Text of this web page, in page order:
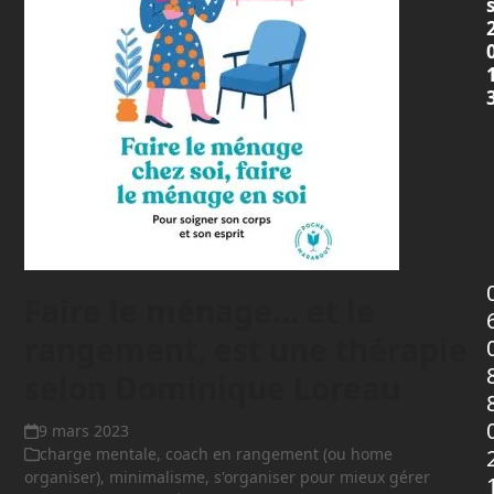
9 mars 2023
charge mentale, coach en rangement (ou home
organiser), minimalisme, s'organiser pour mieux gérer